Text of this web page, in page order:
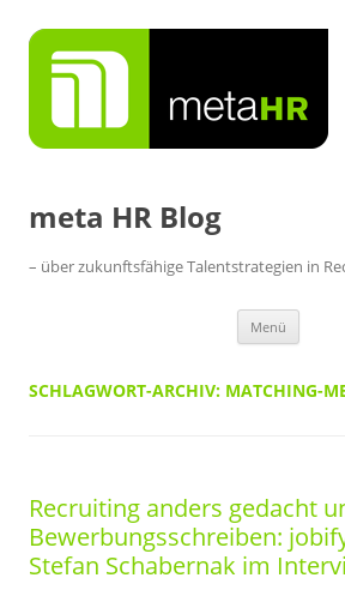
Inhalt
springen
meta HR Blog
– über zukunftsfähige Talentstrategien in
Menü
SCHLAGWORT-ARCHIV: MATCHING-
Recruiting anders gedacht
Bewerbungsschreiben:
Stefan Schabernak im